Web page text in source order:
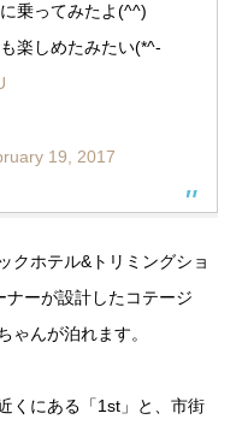
乗ってみたよ(^^)
楽しめたみたい(*^-
19, 2017
クホテル&トリミングショ
ーが設計したコテージ
ゃんが泊れます。
くにある「1st」と、市街